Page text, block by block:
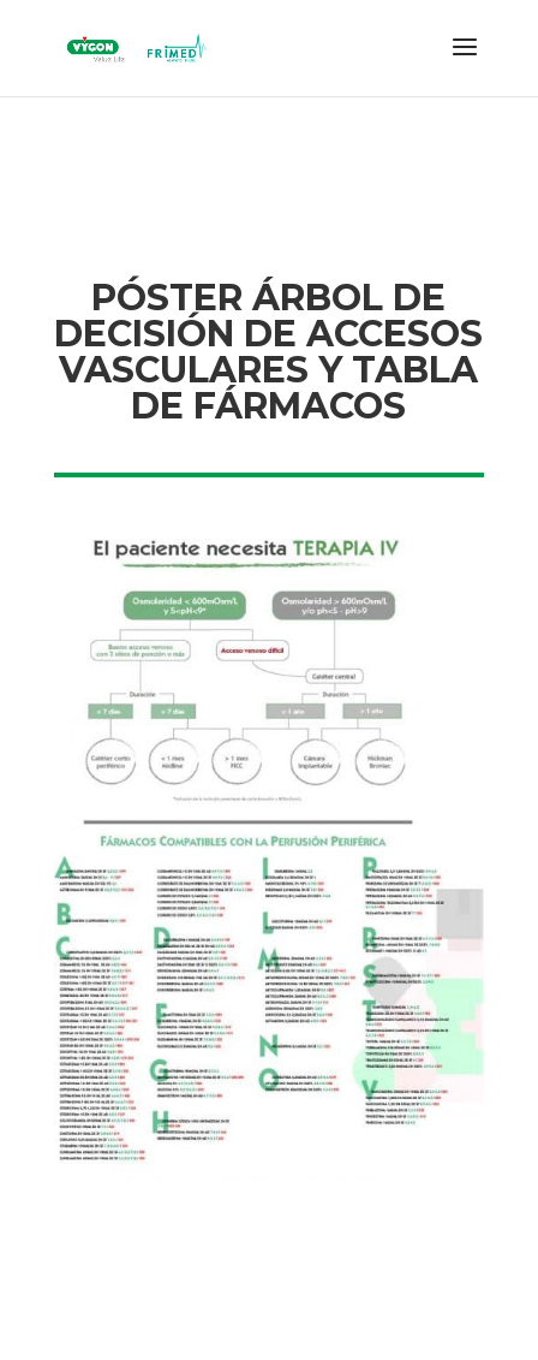
PÓSTER ÁRBOL DE
DECISIÓN DE ACCESOS
VASCULARES Y TABLA
DE FÁRMACOS